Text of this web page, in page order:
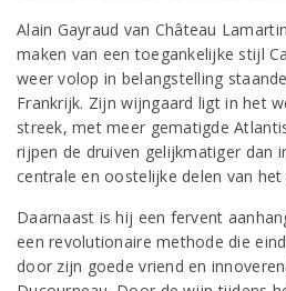
Alain Gayraud van Château
maken van een toegankelijke stijl
weer volop in belangstelling
Frankrijk. Zijn wijngaard ligt in het
streek, met meer gematigde
rijpen de druiven gelijkmatiger dan
centrale en oostelijke delen van het
Daarnaast is hij een fervent
een revolutionaire methode die
door zijn goede vriend en